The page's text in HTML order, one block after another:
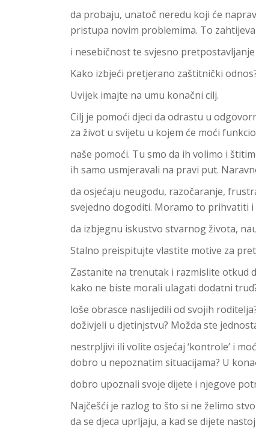
da probaju, unatoč neredu koji će
pristupa novim problemima. To
i nesebičnost te svjesno
Kako izbjeći pretjerano zaštitnički
Uvijek imajte na umu konačni cilj.
Cilj je pomoći djeci da odrastu u
za život u svijetu u kojem će moći
naše pomoći. Tu smo da ih volimo i
ih samo usmjeravali na pravi put.
da osjećaju neugodu, razočaranje,
svejedno dogoditi. Moramo to prihvatiti
da izbjegnu iskustvo stvarnog života,
Stalno preispitujte vlastite motive za
Zastanite na trenutak i razmislite otkud
kako ne biste morali ulagati dodatni
loše obrasce naslijedili od svojih
doživjeli u djetinjstvu? Možda ste
nestrpljivi ili volite osjećaj ‘kontrole’ i
dobro u nepoznatim situacijama? U
dobro upoznali svoje dijete i njegove
Najčešći je razlog to što si ne želimo
da se djeca uprljaju, a kad se dijete